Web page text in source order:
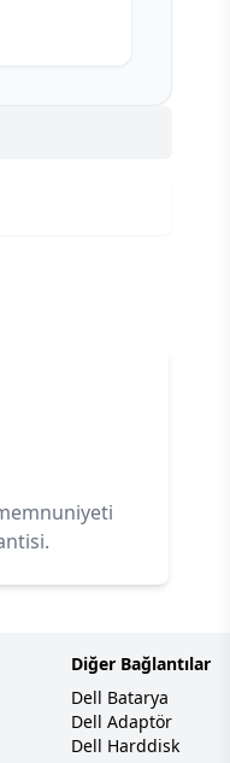
Diğer Bağlantılar
Dell Batarya
Dell Adaptör
Dell Harddisk